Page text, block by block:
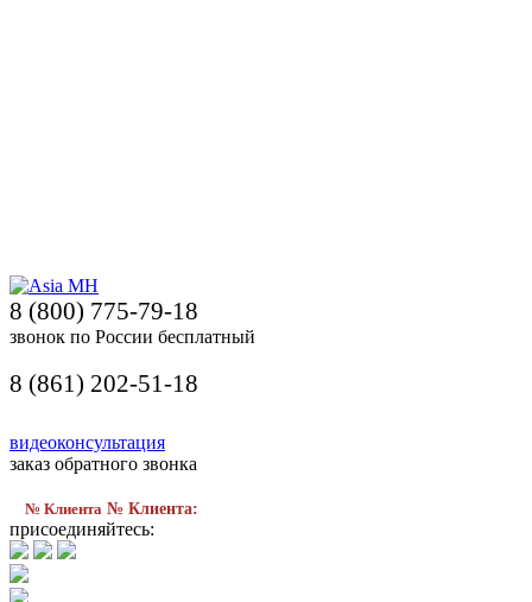
8 (800) 775-79-18
звонок по России бесплатный
8 (861) 202-51-18
видеоконсультация
заказ обратного звонка
№ Клиента № Клиента:
присоединяйтесь: